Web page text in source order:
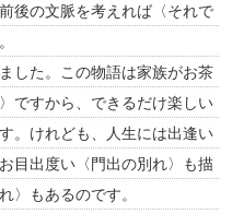
後の文脈を考えれば〈それで
した。この物語は家族がお茶
ですから、できるだけ楽しい
。けれども、人生には出逢い
目出度い〈門出の別れ〉も描
〉もあるのです。